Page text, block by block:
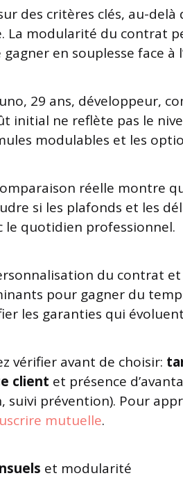
des critères clés, au-
La modularité du contrat
en souplesse face à
29 ans, développeur,
initial ne reflète pas le
modulables et les
réelle montre
si les plafonds et les
le quotidien professionnel.
du contrat
pour gagner du
les garanties qui
vérifier avant de choisir:
client et présence
suivi prévention). Pour
mutuelle.
et modularité